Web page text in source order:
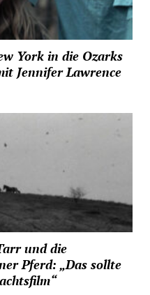
York in die Ozarks
Jennifer Lawrence
und die
Pferd: „Das sollte